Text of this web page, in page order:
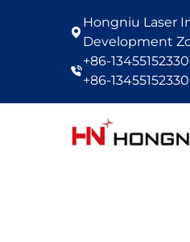
Hongniu Laser
Development
+86-13455152330
+86-13455152330